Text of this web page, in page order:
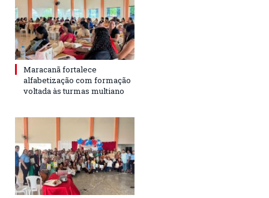
Maracanã fortalece
alfabetização com formação
voltada às turmas multiano